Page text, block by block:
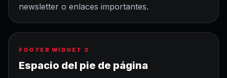
newsletter o enlaces importantes.
FOOTER WIDGET 3
Espacio del pie de página